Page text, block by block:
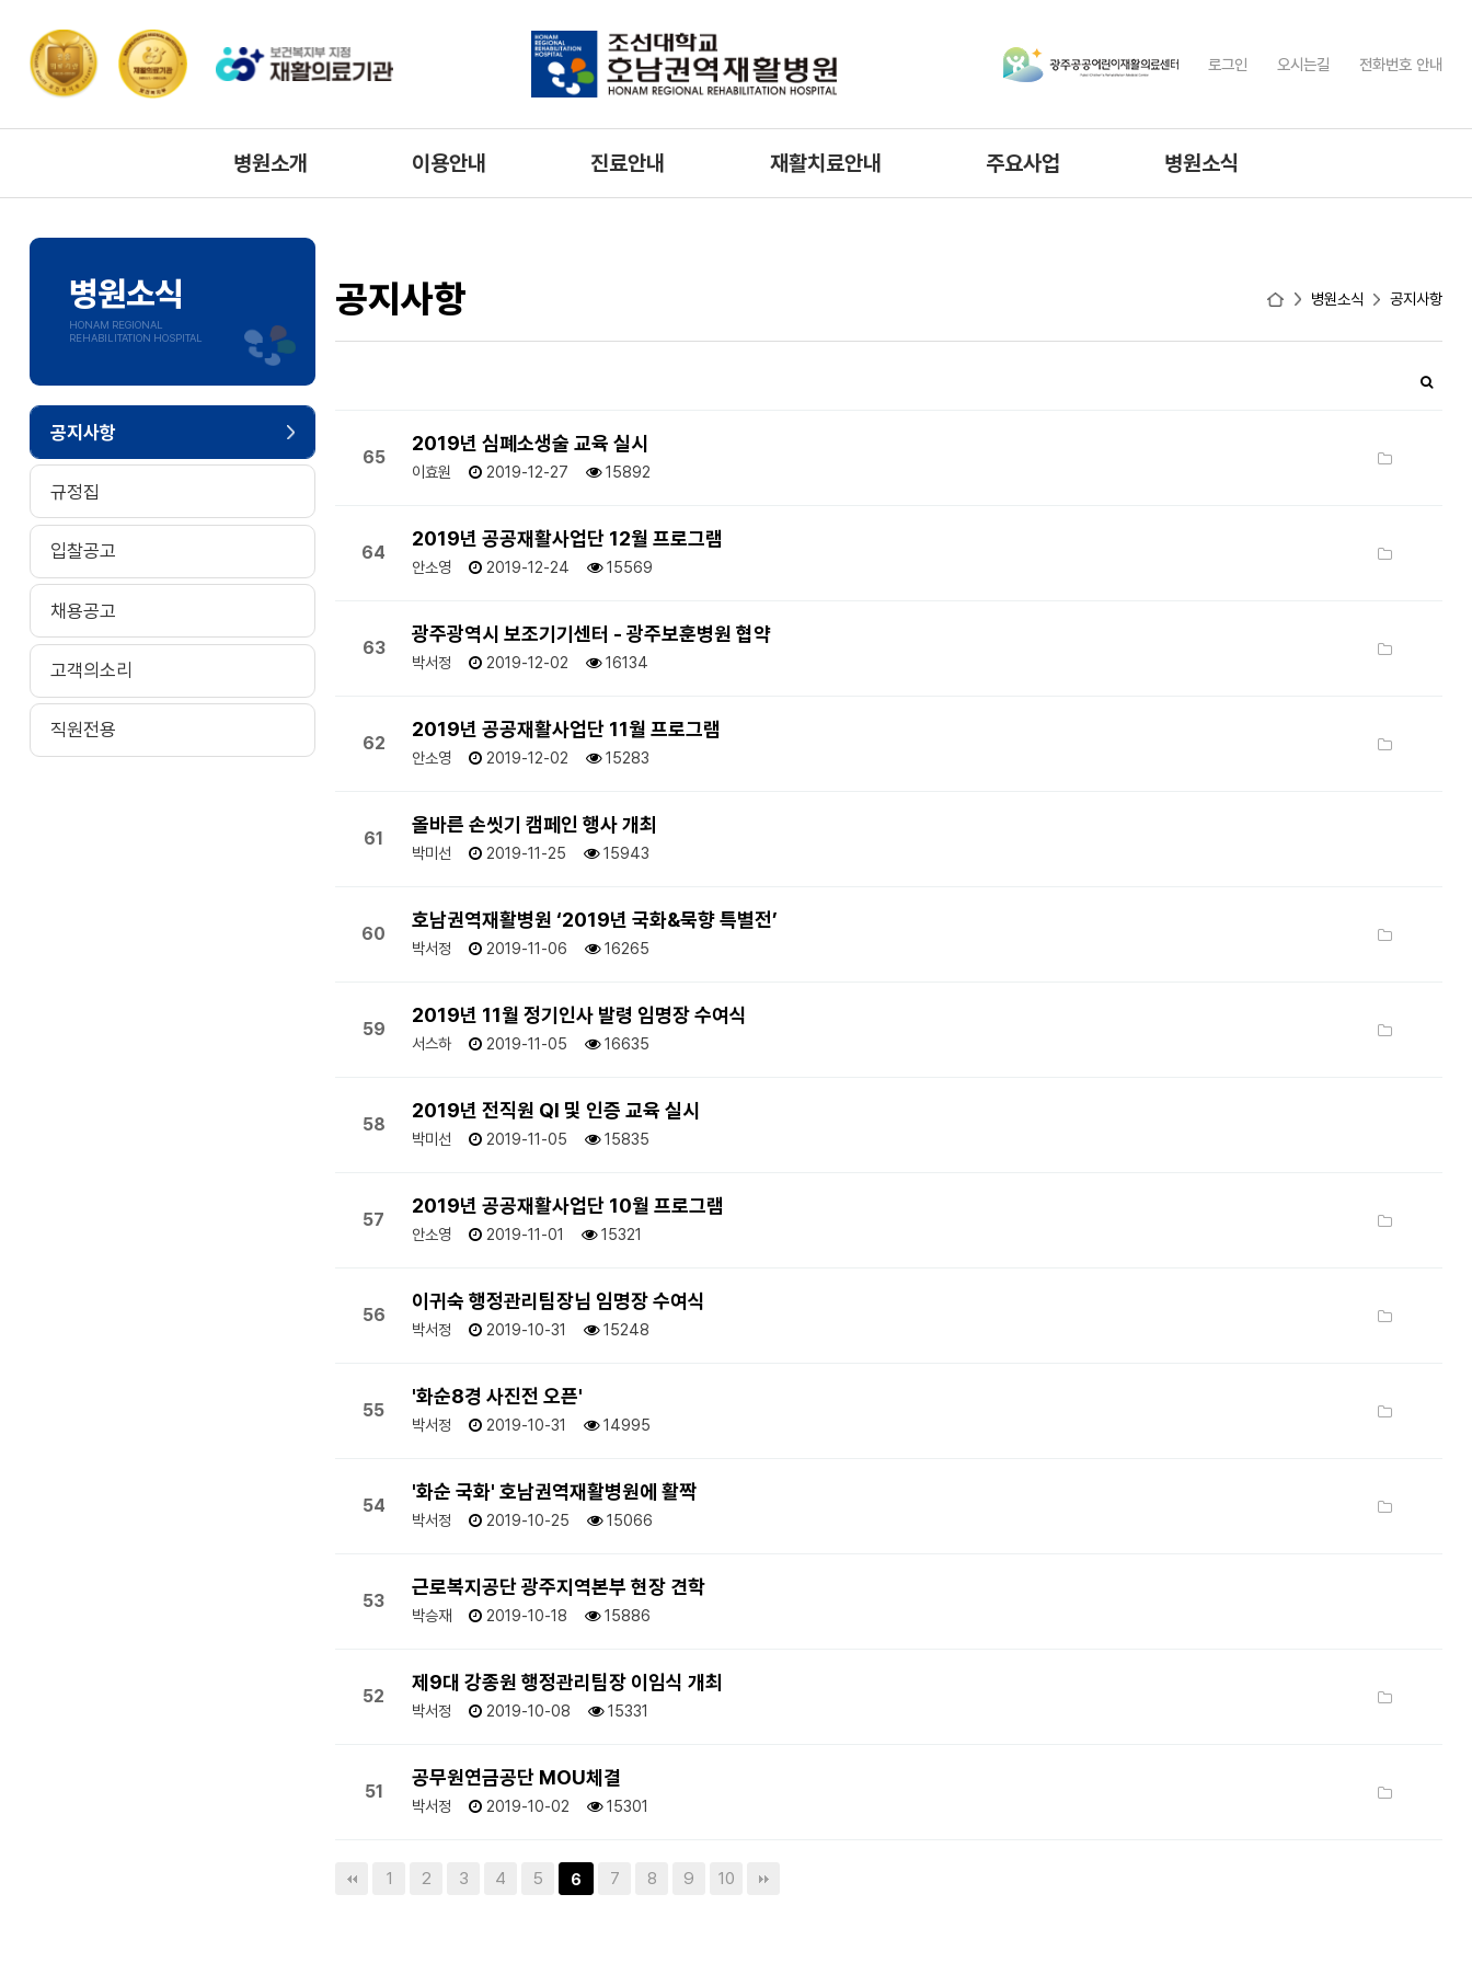
로그인 오시는길 전화번호 안내
병원소개
병원장인사말
협력기관
찾아오시는길
이용안내
시설안내
주차안내
진료안내
입원생활안내
증명서발급 안내
재활치료안내
특수치료
주요사업 병원소식
채용공고
병원소식
HONAM REGIONAL
REHABILITATION HOSPITAL
공지사항
규정집
입찰공고
채용공고
고객의소리
직원전용
공지사항 병원소식 공지사항
65
2019년 심폐소생술 교육 실시
이효원 2019-12-27 15892
64
2019년 공공재활사업단 12월 프로그램
안소영 2019-12-24 15569
63
광주광역시 보조기기센터 - 광주보훈병원 협약
박서정 2019-12-02 16134
62
2019년 공공재활사업단 11월 프로그램
안소영 2019-12-02 15283
61
올바른 손씻기 캠페인 행사 개최
박미선 2019-11-25 15943
60
호남권역재활병원 ‘2019년 국화&묵향 특별전’
박서정 2019-11-06 16265
59
2019년 11월 정기인사 발령 임명장 수여식
서스하 2019-11-05 16635
58
2019년 전직원 QI 및 인증 교육 실시
박미선 2019-11-05 15835
57
2019년 공공재활사업단 10월 프로그램
안소영 2019-11-01 15321
56
이귀숙 행정관리팀장님 임명장 수여식
박서정 2019-10-31 15248
55
'화순8경 사진전 오픈'
박서정 2019-10-31 14995
54
'화순 국화' 호남권역재활병원에 활짝
박서정 2019-10-25 15066
53
근로복지공단 광주지역본부 현장 견학
박승재 2019-10-18 15886
52
제9대 강종원 행정관리팀장 이임식 개최
박서정 2019-10-08 15331
51
공무원연금공단 MOU체결
박서정 2019-10-02 15301
1 2 3 4 5 6 7 8 9 10